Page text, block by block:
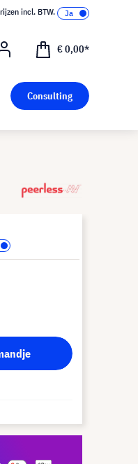
incl. BTW.
€ 0,00*
Consulting